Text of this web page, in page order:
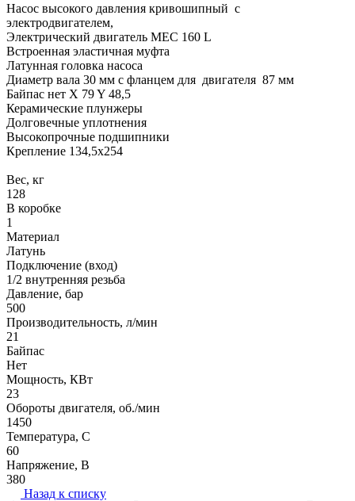
Насос высокого давления кривошипный с
электродвигателем,
Электрический двигатель MEC 160 L
Встроенная эластичная муфта
Латунная головка насоса
Диаметр вала 30 мм с фланцем для двигателя 87 мм
Байпас нет X 79 Y 48,5
Керамические плунжеры
Долговечные уплотнения
Высокопрочные подшипники
Крепление 134,5x254
Вес, кг
128
В коробке
1
Материал
Латунь
Подключение (вход)
1/2 внутренняя резьба
Давление, бар
500
Производительность, л/мин
21
Байпас
Нет
Мощность, КВт
23
Обороты двигателя, об./мин
1450
Температура, C
60
Напряжение, В
380
Назад к списку